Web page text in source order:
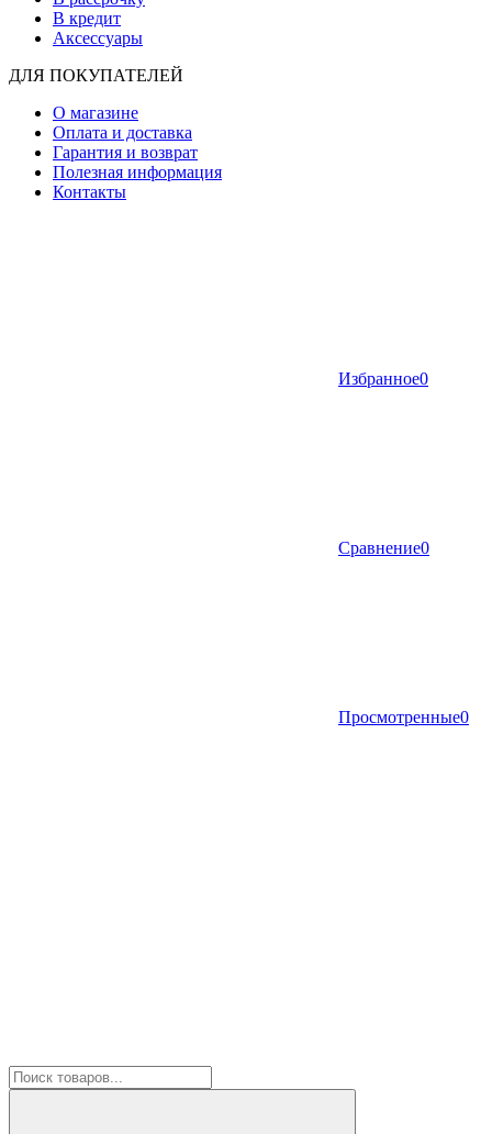
В кредит
Аксессуары
ДЛЯ ПОКУПАТЕЛЕЙ
О магазине
Оплата и доставка
Гарантия и возврат
Полезная информация
Контакты
Избранное0
Сравнение0
Просмотренные0